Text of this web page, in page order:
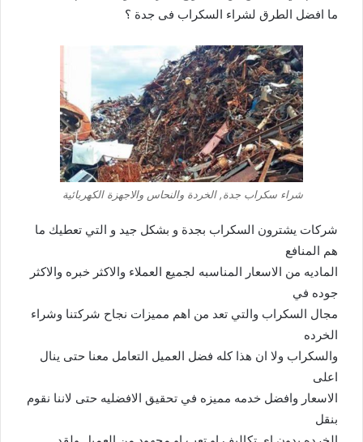
ما افضل الطرق لشراء السكراب فى جدة ؟
شراء سكراب جدة, الخردة والنحاس والاجهزة الكهربائية
شركات يشترون السكراب بجدة و بشكل جيد و التي تعطيك ما
هم المنافع
الماديه من الاسعار المناسبه لجميع العملاء والاكثر خبره والاكثر
جوده في
مجال السكراب والتي تعد من اهم مميزات نجاح شركتنا وشراء
الخرده
والسكراب ولا ان هذا كله فضل العميل التعامل معنا حتى ينال
اعلى
الاسعار وافضل خدمه مميزه في تحقيق الافضليه حتى لاننا نقوم
بنقل